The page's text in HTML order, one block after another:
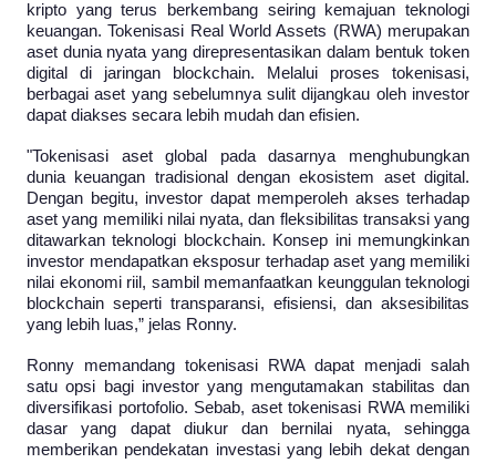
kripto yang terus berkembang seiring kemajuan teknologi
keuangan. Tokenisasi Real World Assets (RWA) merupakan
aset dunia nyata yang direpresentasikan dalam bentuk token
digital di jaringan blockchain. Melalui proses tokenisasi,
berbagai aset yang sebelumnya sulit dijangkau oleh investor
dapat diakses secara lebih mudah dan efisien.
"Tokenisasi aset global pada dasarnya menghubungkan
dunia keuangan tradisional dengan ekosistem aset digital.
Dengan begitu, investor dapat memperoleh akses terhadap
aset yang memiliki nilai nyata, dan fleksibilitas transaksi yang
ditawarkan teknologi blockchain. Konsep ini memungkinkan
investor mendapatkan eksposur terhadap aset yang memiliki
nilai ekonomi riil, sambil memanfaatkan keunggulan teknologi
blockchain seperti transparansi, efisiensi, dan aksesibilitas
yang lebih luas,” jelas Ronny.
Ronny memandang tokenisasi RWA dapat menjadi salah
satu opsi bagi investor yang mengutamakan stabilitas dan
diversifikasi portofolio. Sebab, aset tokenisasi RWA memiliki
dasar yang dapat diukur dan bernilai nyata, sehingga
memberikan pendekatan investasi yang lebih dekat dengan